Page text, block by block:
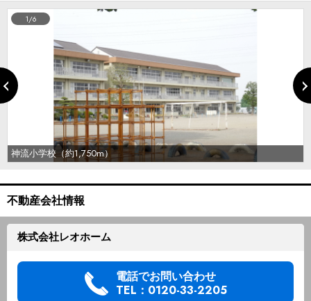
神流小学校（約1,750m）
1/6
不動産会社情報
株式会社レオホーム
電話でお問い合わせ
TEL：0120-33-2205